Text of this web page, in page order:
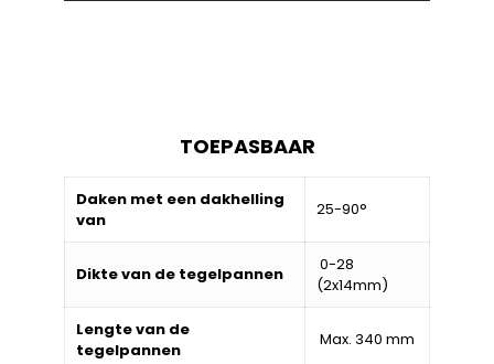
TOEPASBAAR
Daken met een dakhelling
van
25-90°
Dikte van de tegelpannen
0-28
(2x14mm)
Lengte van de
tegelpannen
Max. 340 mm